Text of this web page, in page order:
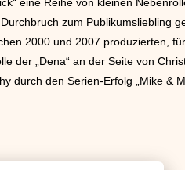
eine Reihe von kleinen
zum Publikumsliebling
2000 und 2007 produzierten,
der „Dena“ an der Seite von
durch den Serien-Erfolg „Mike &